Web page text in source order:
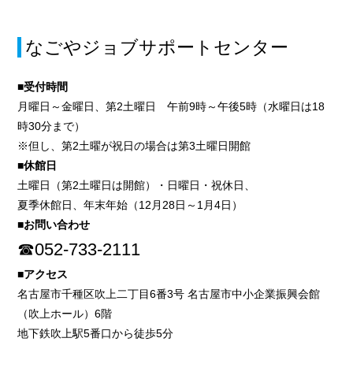
なごやジョブサポートセンター
■受付時間
月曜日～金曜日、第2土曜日 午前9時～午後5時（水曜日は18
時30分まで）
※但し、第2土曜が祝日の場合は第3土曜日開館
■休館日
土曜日（第2土曜日は開館）・日曜日・祝休日、
夏季休館日、年末年始（12月28日～1月4日）
■お問い合わせ
☎052-733-2111
■アクセス
名古屋市千種区吹上二丁目6番3号 名古屋市中小企業振興会館
（吹上ホール）6階
地下鉄吹上駅5番口から徒歩5分